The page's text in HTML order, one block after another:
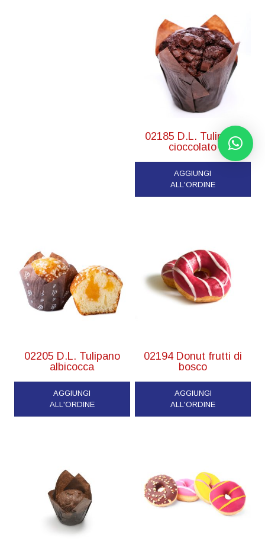
02185 D.L. Tulipano
cioccolato
AGGIUNGI
ALL'ORDINE
02194 Donut frutti di
bosco
AGGIUNGI
ALL'ORDINE
02205 D.L. Tulipano
albicocca
AGGIUNGI
ALL'ORDINE